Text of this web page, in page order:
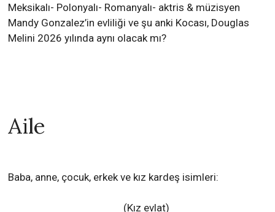
Meksikalı- Polonyalı- Romanyalı- aktris & müzisyen
Mandy Gonzalez’in evliliği ve şu anki Kocası, Douglas
Melini 2026 yılında aynı olacak mı?
Aile
Baba, anne, çocuk, erkek ve kız kardeş isimleri:
(Kız evlat)